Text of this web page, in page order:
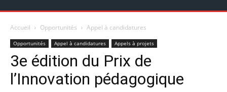
Accueil Opportunités Appel à candidatures
Opportunités Appel à candidatures Appels à projets
3e édition du Prix de
l’Innovation pédagogique